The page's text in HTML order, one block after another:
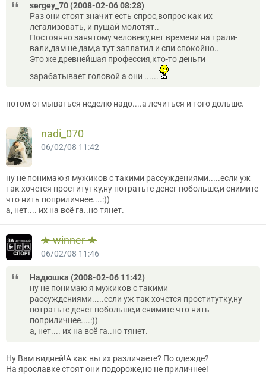
sergey_70 (2008-02-06 08:28)
Раз они стоят значит есть спрос,вопрос как их
легализовать, и пущай молотят..
Постоянно занятому человеку,нет времени на трали-
вали,дам не дам,а тут заплатил и спи спокойно..
Это же древнейшая профессия,кто-то деньги
зарабатывает головой а они ......
потом отмываться неделю надо....а лечиться и того дольше.
nadi_070
06/02/08 11:42
ну не понимаю я мужиков с такими рассуждениями.....если уж
так хочется проститутку,ну потратьте денег побольше,и снимите
что нить поприличнее....:))
а, нет.... их на всё га..но тянет.
★ winner ★
06/02/08 11:46
Надюшка (2008-02-06 11:42)
ну не понимаю я мужиков с такими
рассуждениями.....если уж так хочется проститутку,ну
потратьте денег побольше,и снимите что нить
поприличнее....:))
а, нет.... их на всё га..но тянет.
Ну Вам видней!А как вы их различаете? По одежде?
На ярославке стоят они подороже,но не приличнее!